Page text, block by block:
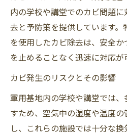
内の学校や講堂でのカビ問題
去と予防策を提供しています
を使用したカビ除去は、安全
を止めることなく迅速に対応が
カビ発生のリスクとその影響
軍用基地内の学校や講堂では
すため、空気中の湿度や温度
し、これらの施設では十分な